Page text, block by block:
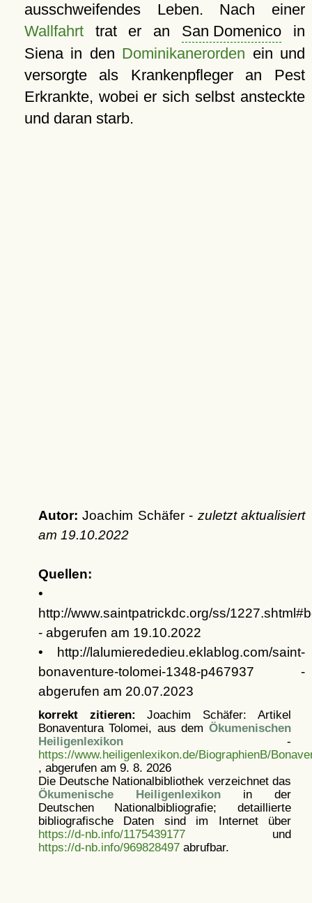
ausschweifendes Leben. Nach einer
Wallfahrttrat er an San Domenico in
Siena in den Dominikanerorden ein und
versorgte als Krankenpfleger an Pest
Erkrankte, wobei er sich selbst ansteckte
und daran starb.
Autor: Joachim Schäfer - zuletzt aktualisiert
am 19.10.2022
Quellen:
•
http://www.saintpatrickdc.org/ss/
- abgerufen am 19.10.2022
• http://lalumierededieu.eklablog.com/saint-
bonaventure-tolomei-1348-p467937 -
abgerufen am 20.07.2023
korrekt zitieren: Joachim Schäfer: Artikel
Bonaventura Tolomei, aus dem Ökumenischen
Heiligenlexikon-
https://www.heiligenlexikon.de/BiographienB/
, abgerufen am 9. 8. 2026
Die Deutsche Nationalbibliothek verzeichnet das
Ökumenische Heiligenlexikonin der
Deutschen Nationalbibliografie; detaillierte
bibliografische Daten sind im Internet über
https://d-nb.info/1175439177und
https://d-nb.info/969828497abrufbar.